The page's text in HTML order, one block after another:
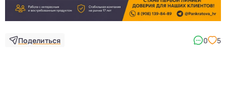
Поделиться 0 5